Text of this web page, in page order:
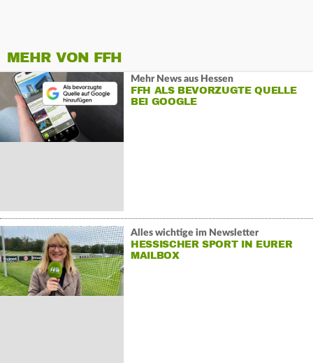
MEHR VON FFH
Mehr News aus Hessen
FFH ALS BEVORZUGTE QUELLE
BEI GOOGLE
Alles wichtige im Newsletter
HESSISCHER SPORT IN EURER
MAILBOX